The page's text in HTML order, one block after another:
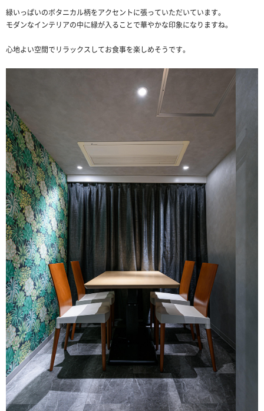
緑いっぱいのボタニカル柄をアクセントに張っていただいています。
モダンなインテリアの中に緑が入ることで華やかな印象になりますね。
心地よい空間でリラックスしてお食事を楽しめそうです。